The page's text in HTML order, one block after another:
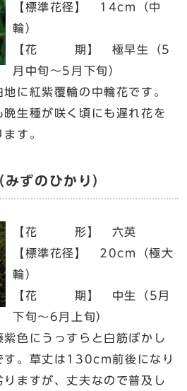
【標準花径】 14cm（中
輪）
【花 期】 極早生（5
月中旬～5月下旬）
紅紫覆輪の中輪花です。
生種が咲く頃にも遅れ花を
す。
ずのひかり）
【花 形】 六英
【標準花径】 20cm（極大
輪）
【花 期】 中生（5月
下旬～6月上旬）
にうっすらと白筋ぼかし
す。草丈は130cm前後になり
ますが、丈夫なので普及し